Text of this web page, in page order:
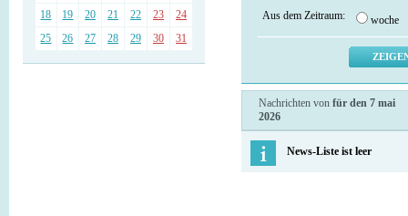
18
19 20 21 22 23
24
25
26 27 28 29 30 31
Aus dem Zeitraum: woche
Nachrichten von für den 7 mai
2026
News-Liste ist leer